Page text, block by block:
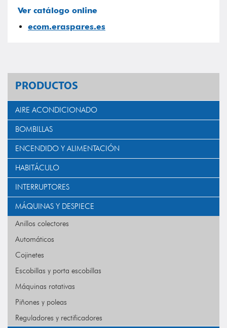
Ver catálogo online
ecom.eraspares.es
PRODUCTOS
AIRE ACONDICIONADO
BOMBILLAS
ENCENDIDO Y ALIMENTACIÓN
HABITÁCULO
INTERRUPTORES
MÁQUINAS Y DESPIECE
Anillos colectores
Automáticos
Cojinetes
Escobillas y porta escobillas
Máquinas rotativas
Piñones y poleas
Reguladores y rectificadores